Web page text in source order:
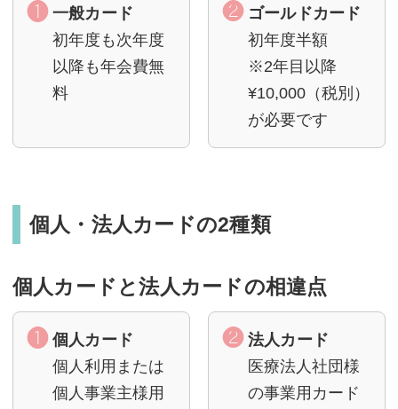
一般カード
初年度も次年度
以降も年会費無
料
ゴールドカード
初年度半額
※2年目以降
¥10,000（税別）
が必要です
個人・法人カードの2種類
個人カードと法人カードの相違点
個人カード
個人利用または
個人事業主様用
法人カード
医療法人社団様
の事業用カード